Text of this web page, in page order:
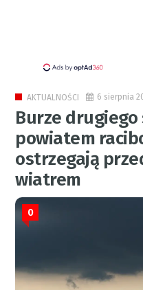
AKTUALNOŚCI 6 sierpnia
Burze
powiatem
ostrzegają
wiatrem
0